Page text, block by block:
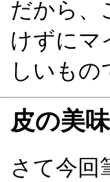
だから、
けずにマ
しいもの
皮の美
さて今回